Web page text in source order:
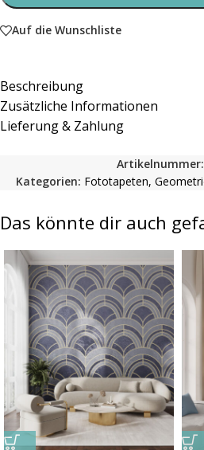
Auf die Wunschliste
Beschreibung
Zusätzliche Informationen
Lieferung & Zahlung
Artikelnummer:
Kategorien: Fototapeten,
Das könnte dir auch